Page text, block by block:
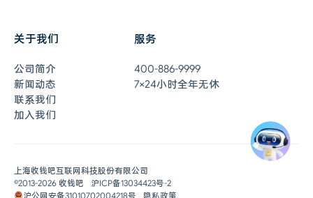
关于我们
公司简介
新闻动态
联系我们
加入我们
服务
400-886-9999
7×24小时全年无休
上海收钱吧互联网科技股份有限公司
©2013-2026 收钱吧
沪ICP备13034423号-2
沪公网安备31010702004218号
隐私政策
7×24小时全年无休
联系客服